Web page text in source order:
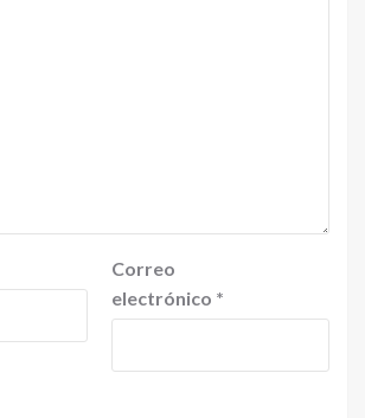
Correo
electrónico *